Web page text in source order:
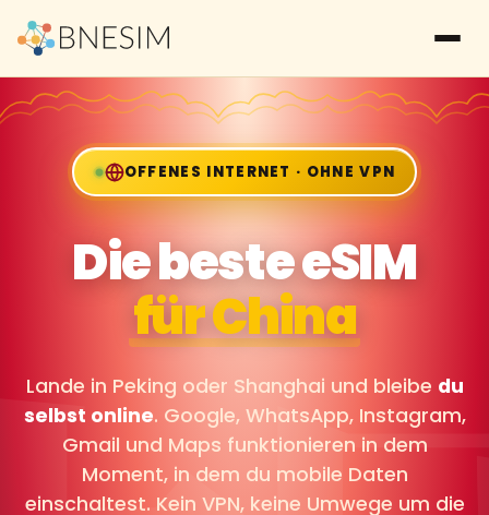
OFFENES INTERNET · OHNE VPN
Die beste eSIM
für China
Lande in Peking oder Shanghai und bleibe du
selbst online. Google, WhatsApp, Instagram,
Gmail und Maps funktionieren in dem
Moment, in dem du mobile Daten
einschaltest. Kein VPN, keine Umwege um die